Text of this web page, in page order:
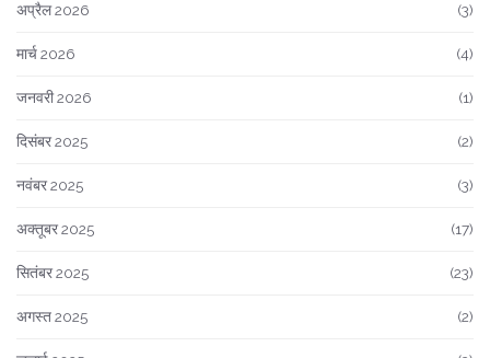
अप्रैल 2026 (3)
मार्च 2026 (4)
जनवरी 2026 (1)
दिसंबर 2025 (2)
नवंबर 2025 (3)
अक्तूबर 2025 (17)
सितंबर 2025 (23)
अगस्त 2025 (2)